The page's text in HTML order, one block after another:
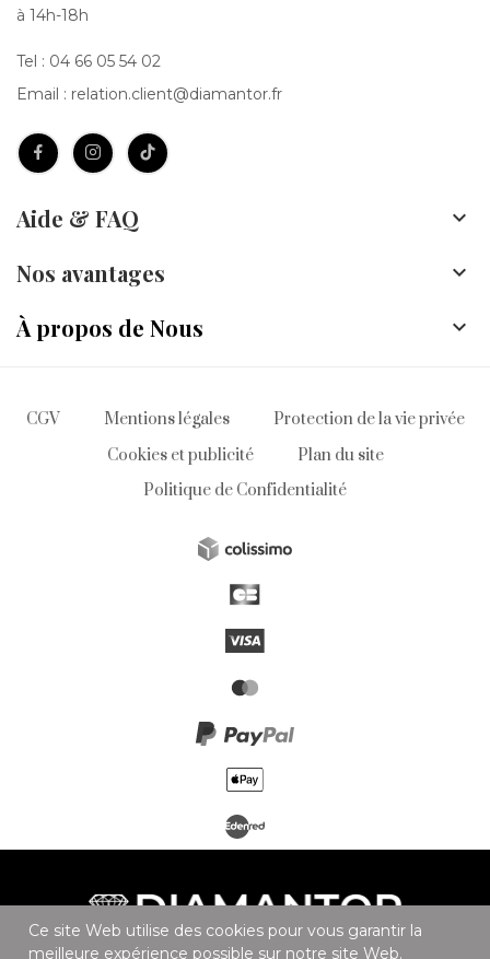
à 14h-18h
Tel : 04 66 05 54 02
Email : relation.client@diamantor.fr
Aide & FAQ 
Nos avantages 
À propos de Nous 
CGV Mentions légales
Protection de la vie privée
Cookies et publicité
Plan du site
Politique de Confidentialité
Ce site Web utilise des cookies pour vous garantir la
meilleure expérience possible sur notre site Web.